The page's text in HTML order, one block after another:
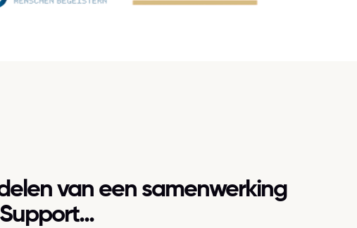
van een samenwerking